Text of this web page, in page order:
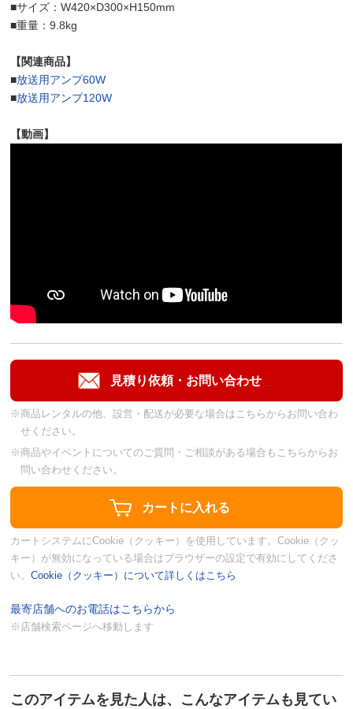
■サイズ：W420×D300×H150mm
■重量：9.8kg
【関連商品】
■放送用アンプ60W
■放送用アンプ120W
【動画】
※商品レンタルの他、設営・配送が必要な場合はこちらからお問い合わ
せください。
※商品やイベントについてのご質問・ご相談がある場合もこちらからお
問い合わせください。
カートシステムにCookie（クッキー）を使用しています。Cookie（クッ
キー）が無効になっている場合はブラウザーの設定で有効にしてくださ
い。Cookie（クッキー）について詳しくはこちら
最寄店舗へのお電話はこちらから
※店舗検索ページへ移動します
このアイテムを見た人は、こんなアイテムも見てい